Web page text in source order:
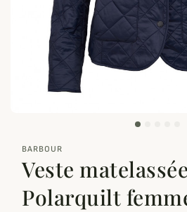
BARBOUR
Veste
Polarquilt